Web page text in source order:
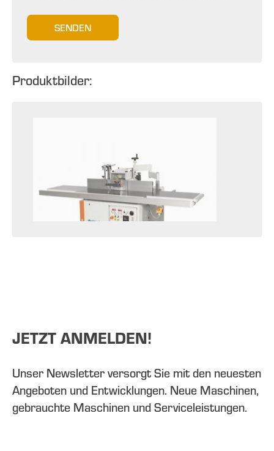
SENDEN
Produktbilder:
JETZT ANMELDEN!
Unser Newsletter versorgt Sie mit den neuesten
Angeboten und Entwicklungen. Neue Maschinen,
gebrauchte Maschinen und Serviceleistungen.